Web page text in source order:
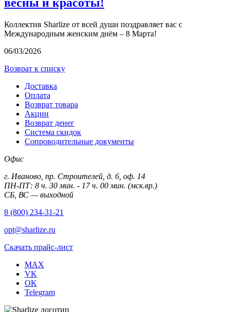
Коллектив Sharlize от всей души поздравляет вас с
Международным женским днём – 8 Марта!
06/03/2026
Возврат к списку
Доставка
Оплата
Возврат товара
Акции
Возврат денег
Система скидок
Сопроводительные документы
Офис
г. Иваново, пр. Строителей, д. 6, оф. 14
ПН-ПТ: 8 ч. 30 мин. - 17 ч. 00 мин. (мск.вр.)
СБ, ВС — выходной
8 (800) 234-31-21
opt@sharlize.ru
Скачать прайс-лист
MAX
VK
OK
Telegram